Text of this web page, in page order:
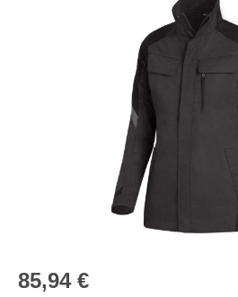
Regulärer Preis:
85,94 €